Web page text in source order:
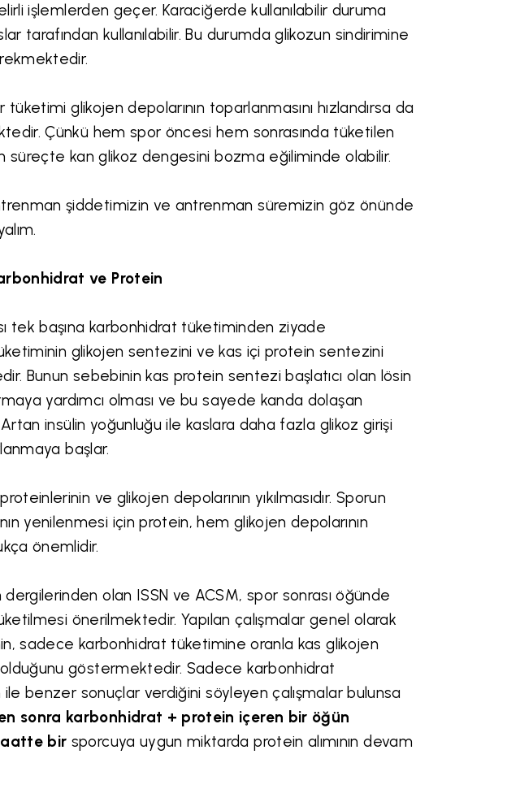
işlemlerden geçer. Karaciğerde kullanılabilir duruma
tarafından kullanılabilir. Bu durumda glikozun sindirimine
glikojen depolarının toparlanmasını hızlandırsa da
Çünkü hem spor öncesi hem sonrasında tüketilen
süreçte kan glikoz dengesini bozma eğiliminde olabilir.
şiddetimizin ve antrenman süremizin göz önünde
ve Protein
tek başına karbonhidrat tüketiminden ziyade
glikojen sentezini ve kas içi protein sentezini
Bunun sebebinin kas protein sentezi başlatıcı olan lösin
yardımcı olması ve bu sayede kanda dolaşan
Artan insülin yoğunluğu ile kaslara daha fazla glikoz girişi
başlar.
ve glikojen depolarının yıkılmasıdır. Sporun
yenilenmesi için protein, hem glikojen depolarının
önemlidir.
olan ISSN ve ACSM, spor sonrası öğünde
önerilmektedir. Yapılan çalışmalar genel olarak
sadece karbonhidrat tüketimine oranla kas glikojen
göstermektedir. Sadece karbonhidrat
benzer sonuçlar verdiğini söyleyen çalışmalar bulunsa
sonra karbonhidrat + protein içeren bir öğün
bir sporcuya uygun miktarda protein alımının devam